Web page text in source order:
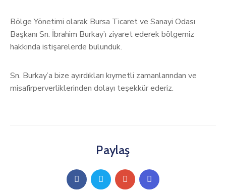
Bölge Yönetimi olarak Bursa Ticaret ve Sanayi Odası
Başkanı Sn. İbrahim Burkay’ı ziyaret ederek bölgemiz
hakkında istişarelerde bulunduk.
Sn. Burkay’a bize ayırdıkları kıymetli zamanlarından ve
misafirperverliklerinden dolayı teşekkür ederiz.
Paylaş